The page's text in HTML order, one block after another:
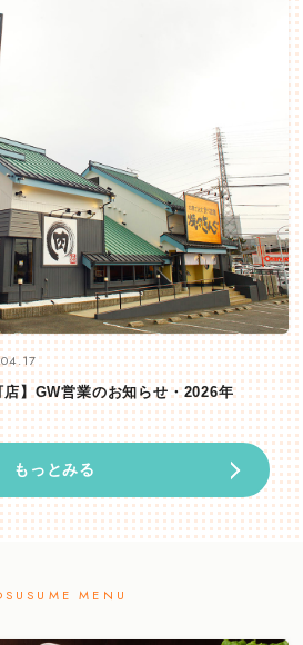
】GW営業のお知らせ・2026年
もっとみる
MENU